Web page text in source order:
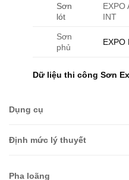
Sơn
lót
EXPO
INT
Sơn
phủ
EXPO
Dữ liệu thi công Sơn
Dụng cụ
Định mức lý thuyết
Pha loãng